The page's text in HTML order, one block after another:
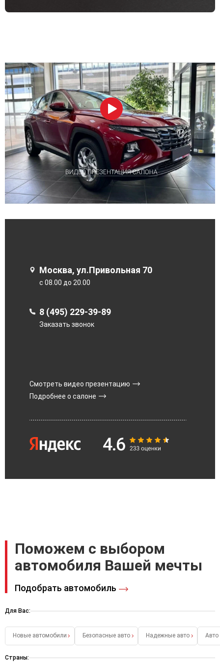
Москва, ул.Привольная 70
с 08.00 до 20.00
8 (495) 229-39-89
Заказать звонок
Смотреть видео презентацию
Подробнее о салоне
Поможем с выбором
автомобиля Вашей мечты
Подобрать автомобиль
Для Вас:
Новые автомобили Безопасные авто Надежные авто
Страны: